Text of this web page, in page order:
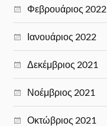
Φεβρουάριος 2022
Ιανουάριος 2022
Δεκέμβριος 2021
Νοέμβριος 2021
Οκτώβριος 2021